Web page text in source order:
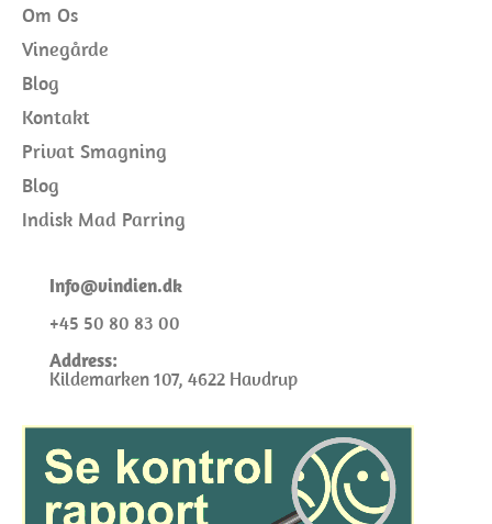
Om Os
Vinegårde
Blog
Kontakt
Privat Smagning
Blog
Indisk Mad Parring
Info@vindien.dk
+45 50 80 83 00
Address:
Kildemarken 107, 4622 Havdrup